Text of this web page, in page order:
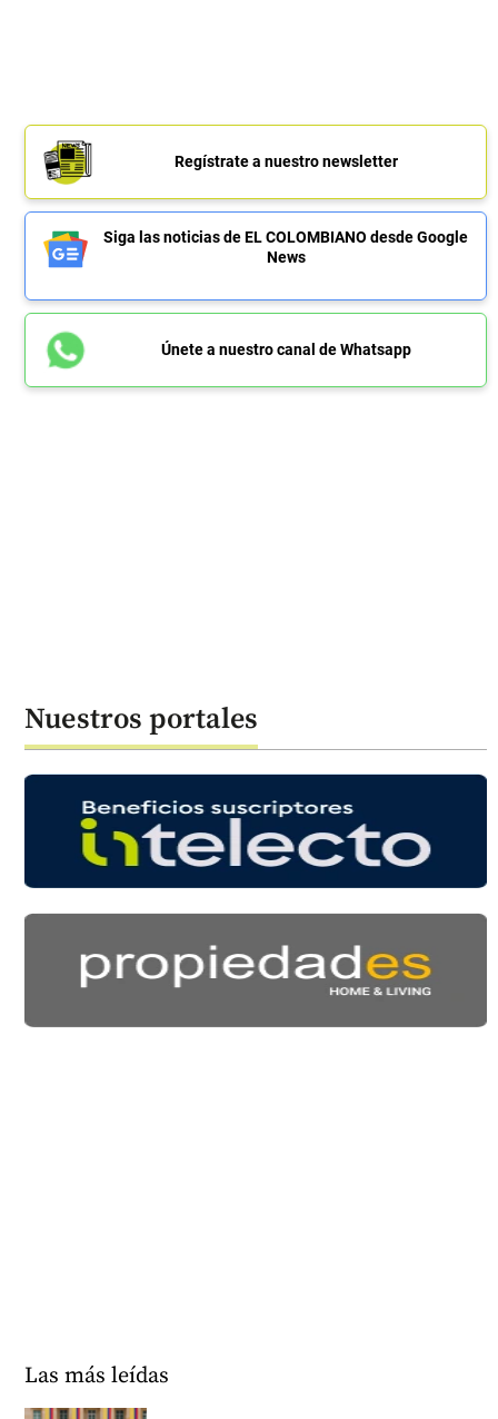
Regístrate a nuestro newsletter
Siga las noticias de EL COLOMBIANO desde Google
News
Únete a nuestro canal de Whatsapp
Nuestros portales
Las más leídas